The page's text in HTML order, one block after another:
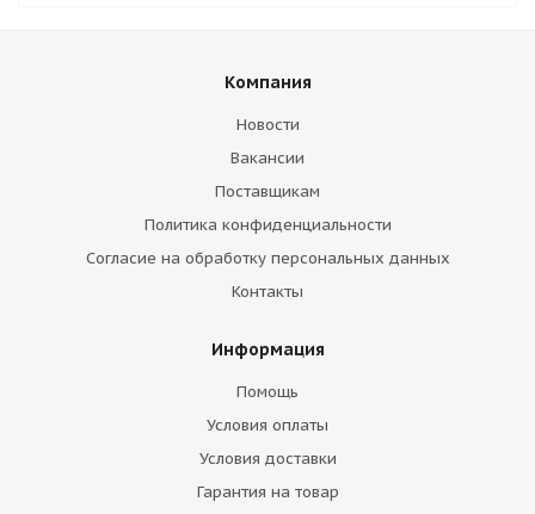
Компания
Новости
Вакансии
Поставщикам
Политика конфиденциальности
Согласие на обработку персональных данных
Контакты
Информация
Помощь
Условия оплаты
Условия доставки
Гарантия на товар